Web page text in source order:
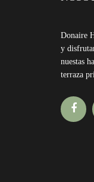
Donaire
y
nuestas
terraza